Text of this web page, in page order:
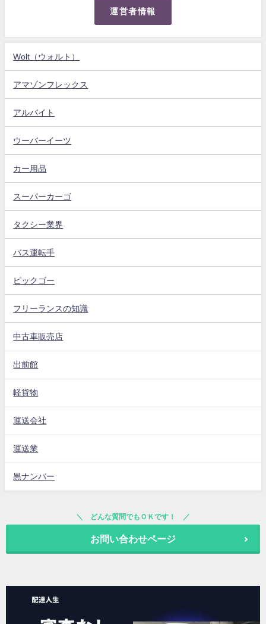
運営者情報
Wolt（ウォルト）
アマゾンフレックス
アルバイト
ウーバーイーツ
カー用品
スーパーカーゴ
タクシー業界
バス運転手
ピックゴー
フリーランスの知識
中古車販売店
出前館
軽貨物
運送会社
運送業
黒ナンバー
どんな質問でもＯＫです！
お問い合わせページ